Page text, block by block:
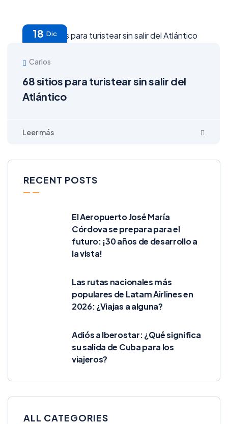
18 Dic
Carlos
68 sitios para turistear sin salir del
Atlántico
RECENT POSTS
El Aeropuerto José María
Córdova se prepara para el
futuro: ¡30 años de desarrollo a
la vista!
Las rutas nacionales más
populares de Latam Airlines en
2026: ¿Viajas a alguna?
Adiós a Iberostar: ¿Qué significa
su salida de Cuba para los
viajeros?
ALL CATEGORIES